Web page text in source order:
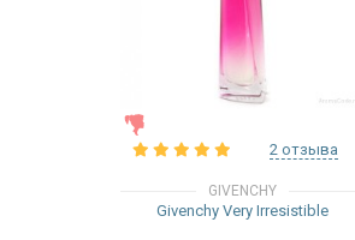
2 отзыва
GIVENCHY
Givenchy Very Irresistible